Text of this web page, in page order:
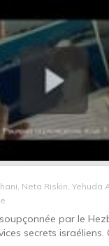
Neta Riskin, Yehuda
par le
secrets israéliens.